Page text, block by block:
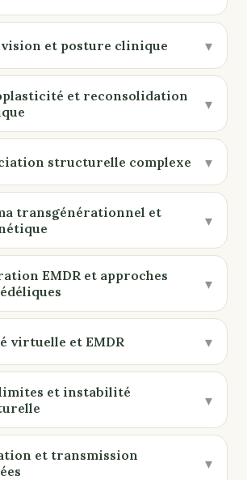
et posture clinique ▾
et reconsolidation
▾
structurelle complexe ▾
transgénérationnel et
▾
EMDR et approches
▾
virtuelle et EMDR ▾
et instabilité
▾
et transmission
▾